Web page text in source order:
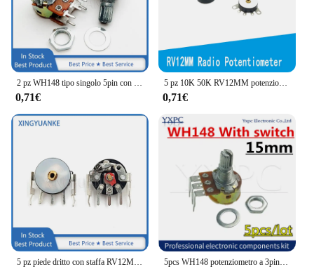
2 pz WH148 tipo singolo 5pin con interruttore B5K B10K B20K B50K B100K B500K albero fiore 15MM amplificatore Volume potenziometro
0,71€
5 pz 10K 50K RV12MM potenziometro RV12 B503 B103 B10K B50K amplificatore di potenza potenziometro Volume con interruttore resistore regolabile
0,71€
5 pz piede dritto con staffa RV12MM B10K B50K B103 B503 Radio Switch amplificatore di potenza potenziometro del Volume 5pcs WH148 potenziometro a 3pin con interruttore 1K 2K 5K 10K 20K 50K 100K 250K 500K 1M Ohm amplificatore di potenza potenziometro del volume